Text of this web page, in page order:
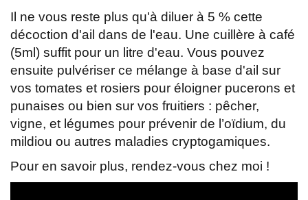
Il ne vous reste plus qu'à diluer à 5 % cette
décoction d'ail dans de l'eau. Une cuillère à café
(5ml) suffit pour un litre d'eau. Vous pouvez
ensuite pulvériser ce mélange à base d'ail sur
vos tomates et rosiers pour éloigner pucerons et
punaises ou bien sur vos fruitiers : pêcher,
vigne, et légumes pour prévenir de l’oïdium, du
mildiou ou autres maladies cryptogamiques.
Pour en savoir plus, rendez-vous chez moi !